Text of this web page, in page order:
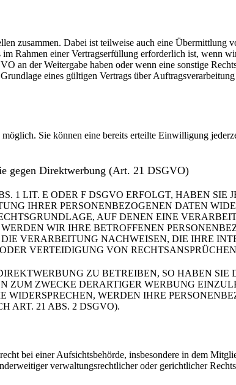
zusammen. Dabei ist teilweise auch eine Übermittlung
Rahmen einer Vertragserfüllung erforderlich ist, wenn
an der Weitergabe haben oder wenn eine sonstige
eines gültigen Vertrags über
Sie können eine bereits erteilte Einwilligung
gegen Direktwerbung (Art. 21 DSGVO)
1 LIT. E ODER F DSGVO ERFOLGT, HABEN SIE
IHRER PERSONENBEZOGENEN DATEN
AUF DENEN EINE
WIR IHRE BETROFFENEN
VERARBEITUNG NACHWEISEN, DIE IHRE
VERTEIDIGUNG VON
ZU BETREIBEN, SO HABEN SIE
ZUM ZWECKE DERARTIGER WERBUNG
WERDEN IHRE
ART. 21 ABS. 2 DSGVO).
bei einer Aufsichtsbehörde, insbesondere in dem
verwaltungsrechtlicher oder gerichtlicher